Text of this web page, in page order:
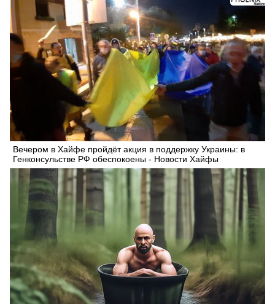
Вечером в Хайфе пройдёт акция в поддержку Украины: в
Генконсульстве РФ обеспокоены - Новости Хайфы